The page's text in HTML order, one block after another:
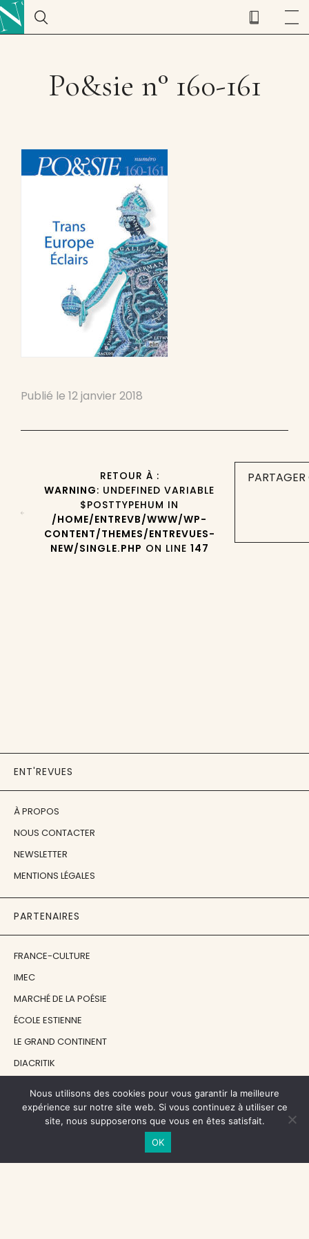
Po&sie n° 160-161
Publié le 12 janvier 2018
RETOUR À :
WARNING: UNDEFINED VARIABLE
$POSTTYPEHUM IN
/HOME/ENTREVB/WWW/WP-
CONTENT/THEMES/ENTREVUES-
NEW/SINGLE.PHP ON LINE 147
ENT'REVUES
À PROPOS
NOUS CONTACTER
NEWSLETTER
MENTIONS LÉGALES
PARTENAIRES
FRANCE-CULTURE
IMEC
MARCHÉ DE LA POÉSIE
ÉCOLE ESTIENNE
LE GRAND CONTINENT
DIACRITIK
NOS SOUTIENS
CENTRE NATIONAL DU LIVRE
Nous utilisons des cookies pour vous garantir la meilleure
expérience sur notre site web. Si vous continuez à utiliser ce
site, nous supposerons que vous en êtes satisfait.
OK